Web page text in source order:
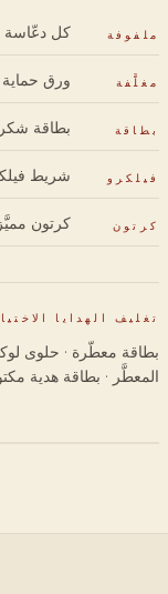
ملفوفة كل دعّاسة
مغلَّفة ورق
بطاقة بطاقة
فيلكرو شريط
كرتون كرتون
تغليف الهدايا
المعطَّر · بطاقة هدية